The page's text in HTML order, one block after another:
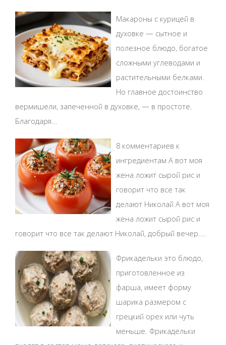
Макароны с курицей в
духовке — сытное и
полезное блюдо, богатое
сложными углеводами и
растительными белками.
Но главное достоинство
вермишели, запеченной в духовке, — в простоте.
Благодаря...
8 комментариев к
ингредиентам А вот моя
жена ложит сырой рис и
говорит что все так
делают Николай А вот моя
жена ложит сырой рис и
говорит что все так делают Николай, добрый вечер....
Фрикадельки это блюдо,
приготовленное из
фарша, имеет форму
шарика размером с
грецкий орех или чуть
меньше. Фрикадельки